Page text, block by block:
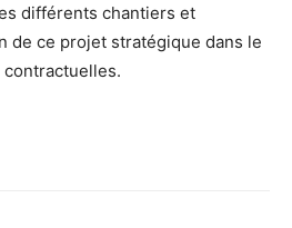
différents chantiers et
de ce projet stratégique dans le